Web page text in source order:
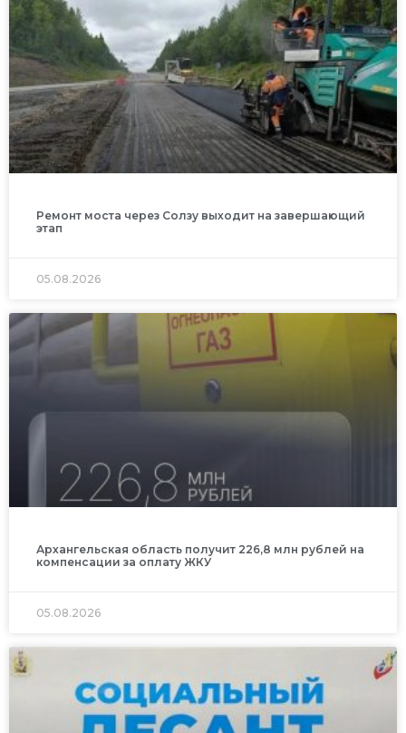
Ремонт моста через Солзу выходит на завершающий
этап
05.08.2026
Архангельская область получит 226,8 млн рублей на
компенсации за оплату ЖКУ
05.08.2026